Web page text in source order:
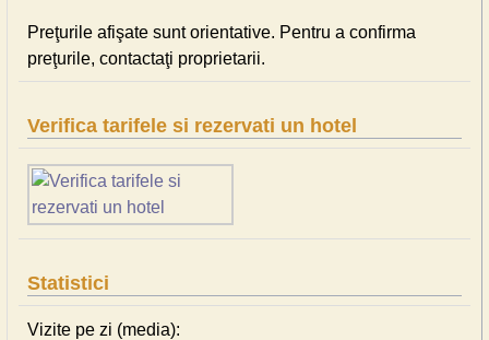
Preţurile afişate sunt orientative. Pentru a confirma
preţurile, contactaţi proprietarii.
Verifica tarifele si rezervati un hotel
Statistici
Vizite pe zi (media):